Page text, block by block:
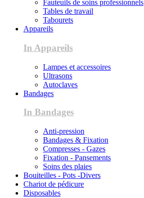
Fauteuils de soins professionnels
Tables de travail
Tabourets
Appareils
In Appareils
Lampes et accessoires
Ultrasons
Autoclaves
Bandages
In Bandages
Anti-pression
Bandages & Fixation
Compresses - Gazes
Fixation - Pansements
Soins des plaies
Bouiteilles - Pots -Divers
Chariot de pédicure
Disposables